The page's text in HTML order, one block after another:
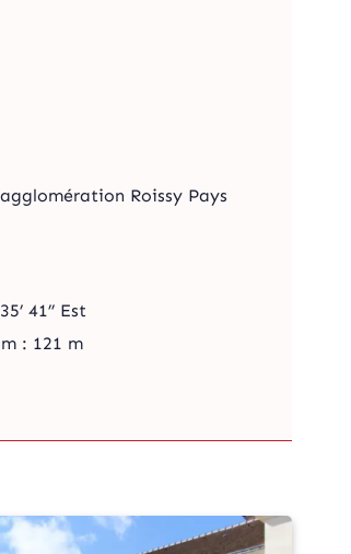
Roissy Pays
41’’ Est
: 121 m